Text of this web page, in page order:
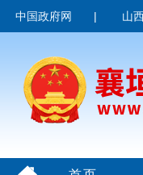
中国政府网 | 山